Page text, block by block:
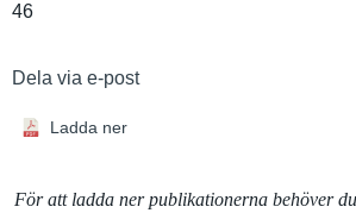
46
Dela via e-post
Ladda ner
För att ladda ner publikationerna behöver